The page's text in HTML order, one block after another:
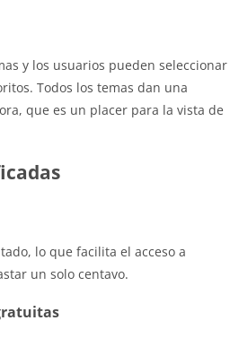
y los usuarios pueden seleccionar
Todos los temas dan una
que es un placer para la vista de
lo que facilita el acceso a
un solo centavo.